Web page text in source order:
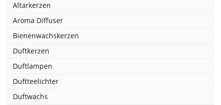
Altarkerzen
Aroma Diffuser
Bienenwachskerzen
Duftkerzen
Duftlampen
Duftteelichter
Duftwachs